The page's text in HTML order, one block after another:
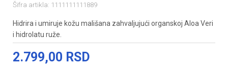
Šifra artikla: 1111111111889
Hidrira i umiruje kožu mališana zahvaljujući organskoj Aloa Veri
i hidrolatu ruže.
2.799,00 RSD